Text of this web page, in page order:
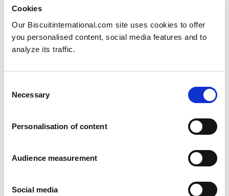
Cookies
Our Biscuitinternational.com site uses cookies to offer
you personalised content, social media features and to
analyze its traffic.
Selection
Necessary
Personalisation of content
Audience measurement
Social media
Uw exportteam was op ISM in Keulen!
Publié le
20/11/2023
Uw exportteam was op ISM in Keulen! Uw...
View more